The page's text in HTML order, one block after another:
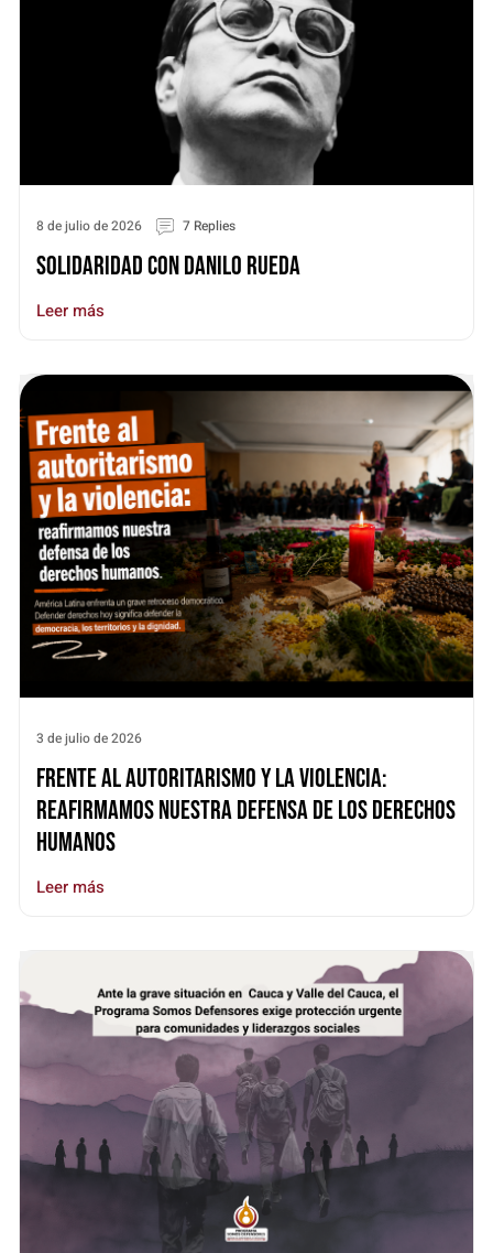
8 de julio de 2026 7 Replies
Solidaridad con Danilo Rueda
Leer más
3 de julio de 2026
Frente al autoritarismo y la violencia:
reafirmamos nuestra defensa de los derechos
humanos
Leer más